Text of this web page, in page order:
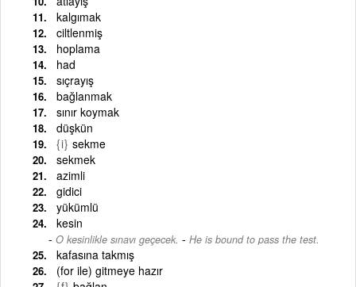
kalgımak
ciltlenmiş
hoplama
had
sıçrayış
bağlanmak
sınır koymak
düşkün
{i} sekme
sekmek
azimli
gidici
yükümlü
kesin
O kesinlikle sınavı geçecek. - He is bound to pass the test.
kafasına takmış
(for ile) gitmeye hazır